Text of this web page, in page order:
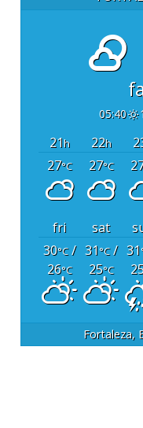
05:40
21h 22h
27°C 27°C
fri sat
30°C/
26°C
31°C/
25°C
31
Fortaleza,